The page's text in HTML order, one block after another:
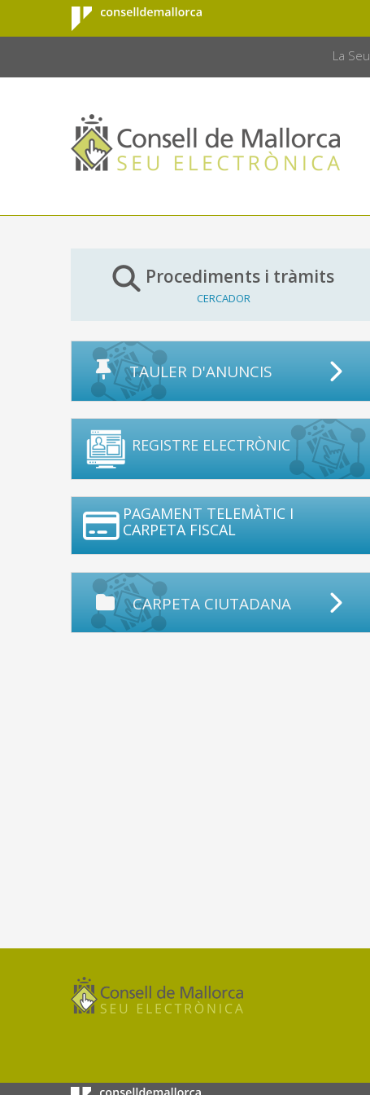
Salta al contingut principal
Consell de
Mallorca
La Seu
Procediments i tràmits
CERCADOR
TAULER D'ANUNCIS
REGISTRE ELECTRÒNIC
PAGAMENT TELEMÀTIC I
CARPETA FISCAL
CARPETA CIUTADANA